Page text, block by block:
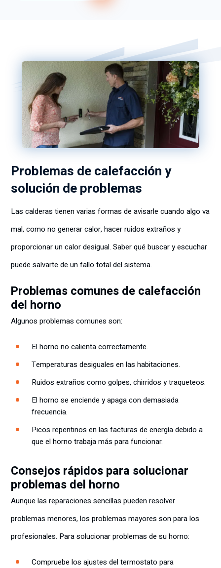
Problemas de calefacción y
solución de problemas
Las calderas tienen varias formas de avisarle cuando algo va
mal, como no generar calor, hacer ruidos extraños y
proporcionar un calor desigual. Saber qué buscar y escuchar
puede salvarte de un fallo total del sistema.
Problemas comunes de calefacción
del horno
Algunos problemas comunes son:
El horno no calienta correctamente.
Temperaturas desiguales en las habitaciones.
Ruidos extraños como golpes, chirridos y traqueteos.
El horno se enciende y apaga con demasiada
frecuencia.
Picos repentinos en las facturas de energía debido a
que el horno trabaja más para funcionar.
Consejos rápidos para solucionar
problemas del horno
Aunque las reparaciones sencillas pueden resolver
problemas menores, los problemas mayores son para los
profesionales. Para solucionar problemas de su horno:
Compruebe los ajustes del termostato para